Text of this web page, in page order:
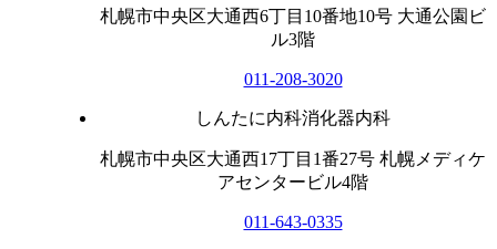
札幌市中央区大通西6丁目10番地10号 大通公園ビ
ル3階
011-208-3020
しんたに内科消化器内科
札幌市中央区大通西17丁目1番27号 札幌メディケ
アセンタービル4階
011-643-0335